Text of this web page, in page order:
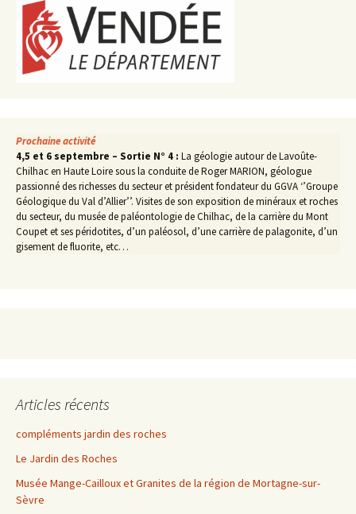
Prochaine activité
4,5 et 6 septembre – Sortie N° 4 : La géologie autour de Lavoûte-
Chilhac en Haute Loire sous la conduite de Roger MARION, géologue
passionné des richesses du secteur et président fondateur du GGVA ‘’Groupe
Géologique du Val d’Allier’’. Visites de son exposition de minéraux et roches
du secteur, du musée de paléontologie de Chilhac, de la carrière du Mont
Coupet et ses péridotites, d’un paléosol, d’une carrière de palagonite, d’un
gisement de fluorite, etc…
Articles récents
compléments jardin des roches
Le Jardin des Roches
Musée Mange-Cailloux et Granites de la région de Mortagne-sur-
Sèvre